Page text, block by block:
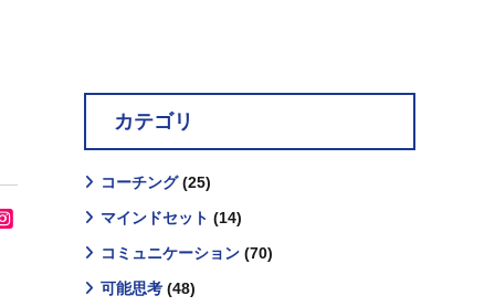
カテゴリ
コーチング(25)
マインドセット (14)
コミュニケーション (70)
可能思考 (48)